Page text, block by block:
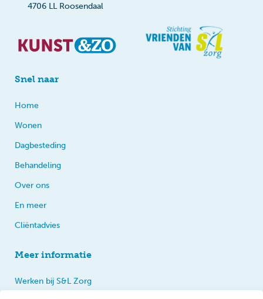
4706 LL Roosendaal
Snel naar
Home
Wonen
Dagbesteding
Behandeling
Over ons
En meer
Cliëntadvies
Meer informatie
Werken bij S&L Zorg